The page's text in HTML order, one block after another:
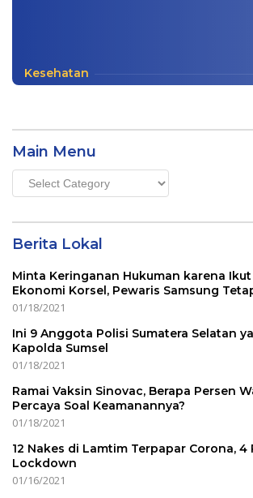
Kesehatan
Main Menu
Main
Menu
Berita Lokal
Minta Keringanan Hukuman karena
Ekonomi Korsel, Pewaris Samsung
01/18/2021
Ini 9 Anggota Polisi Sumatera Selatan
Kapolda Sumsel
01/18/2021
Ramai Vaksin Sinovac, Berapa Persen
Percaya Soal Keamanannya?
01/18/2021
12 Nakes di Lamtim Terpapar Corona, 4
Lockdown
01/16/2021